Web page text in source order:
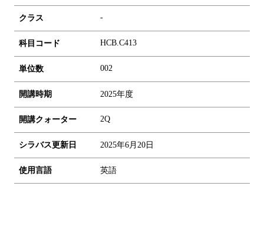
クラス -
科目コード HCB.C413
単位数 002
開講時期 2025年度
開講クォーター 2Q
シラバス更新日 2025年6月20日
使用言語 英語